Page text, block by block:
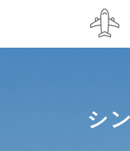
シ